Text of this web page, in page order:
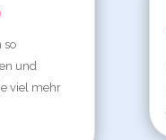
so
und
viel mehr